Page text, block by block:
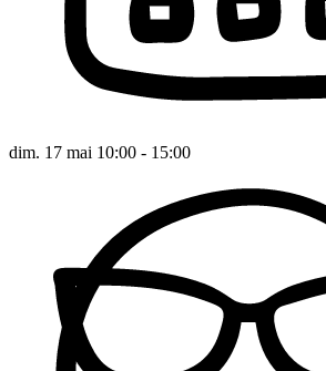
dim. 17 mai 10:00 - 15:00